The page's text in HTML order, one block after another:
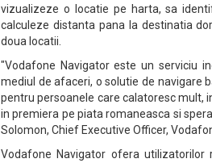
vizualizeze o locatie pe harta, sa
calculeze distanta pana la destinatia
doua locatii.
"Vodafone Navigator este un serviciu
mediul de afaceri, o solutie de navigare
pentru persoanele care calatoresc mult,
in premiera pe piata romaneasca si
Solomon, Chief Executive Officer,
Vodafone Navigator ofera